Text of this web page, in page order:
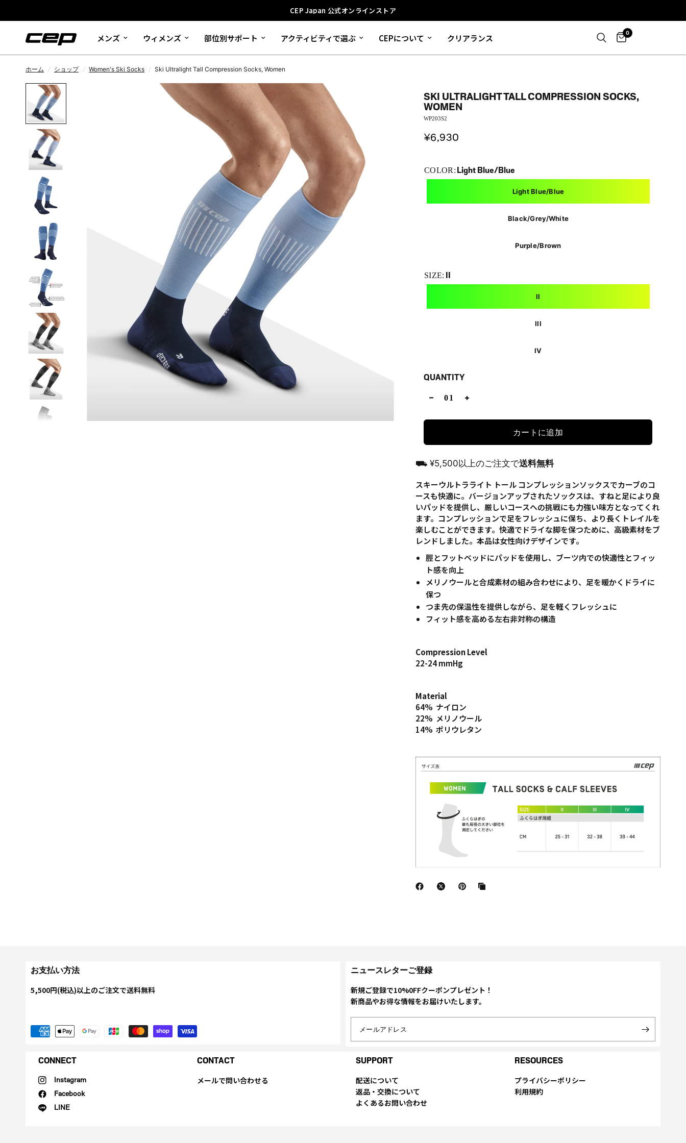
CEP Japan 公式オンラインストア
メンズ ウィメンズ 部位別サポート アクティビティで選ぶ CEPについて クリアランス 0
ホーム / ショップ / Women's Ski Socks / Ski Ultralight Tall Compression Socks, Women
SKI ULTRALIGHT TALL COMPRESSION SOCKS,
WOMEN
WP203S2
¥6,930
COLOR: Light Blue/Blue
Light Blue/Blue
Black/Grey/White
Purple/Brown
SIZE: II
II
III
IV
QUANTITY
カートに追加
⛟ ¥5,500以上のご注文で送料無料
スキーウルトラライト トール コンプレッションソックスでカーブのコ
ースも快適に。バージョンアップされたソックスは、すねと足により良
いパッドを提供し、厳しいコースへの挑戦にも力強い味方となってくれ
ます。コンプレッションで足をフレッシュに保ち、より長くトレイルを
楽しむことができます。快適でドライな脚を保つために、高級素材をブ
レンドしました。本品は女性向けデザインです。
脛とフットベッドにパッドを使用し、ブーツ内での快適性とフィッ
ト感を向上
メリノウールと合成素材の組み合わせにより、足を暖かくドライに
保つ
つま先の保温性を提供しながら、足を軽くフレッシュに
フィット感を高める左右非対称の構造
Compression Level
22-24 mmHg
Material
64% ナイロン
22% メリノウール
14% ポリウレタン
お支払い方法
5,500円(税込)以上のご注文で送料無料
ニュースレターご登録
新規ご登録で10%0FFクーポンプレゼント！
新商品やお得な情報をお届けいたします。
メールアドレス
CONNECT
Instagram
Facebook
LINE
CONTACT
メールで問い合わせる
SUPPORT
配送について
返品・交換について
よくあるお問い合わせ
RESOURCES
プライバシーポリシー
利用規約